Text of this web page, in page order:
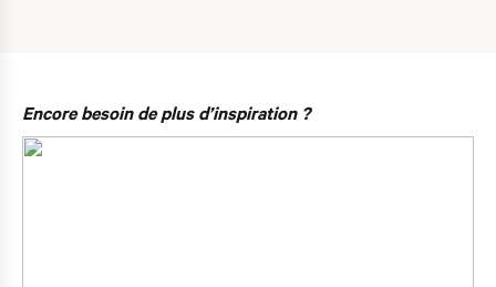
Encore besoin de plus d’inspiration ?